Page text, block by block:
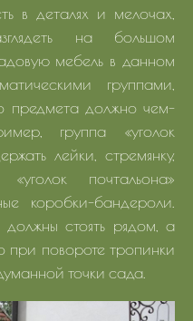
в деталях и мелочах,
на большом
мебель в данном
группами,
предмета должно чем-
группа «уголок
лейки, стремянку,
почтальона»
коробки-бандероли.
стоять рядом, а
при повороте тропинки
точки сада.